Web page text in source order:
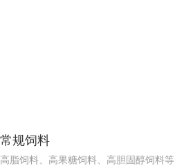
常规饲料
高脂饲料、高果糖饲料、高胆固醇饲料等